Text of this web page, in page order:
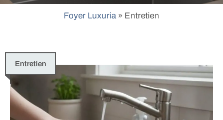
Foyer Luxuria» Entretien
Entretien